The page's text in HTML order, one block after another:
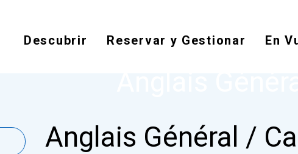
Descubrir Reservar y Gestionar En
NODE ANGLAIS
Anglais Général /